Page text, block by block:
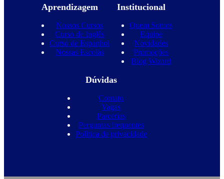
Aprendizagem
Nossos Cursos
Curso de Inglês
Curso de Espanhol
Nossas Escolas
Institucional
Quem Somos
Equipe
Novidades
Promoções
Blog Wizard
Dúvidas
Contato
Vagas
Parcerias
Perguntas frequentes
Política de privacidade